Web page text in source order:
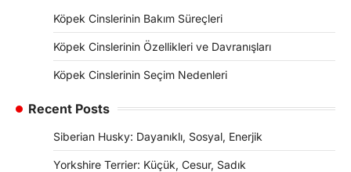
Köpek Cinslerinin Bakım Süreçleri
Köpek Cinslerinin Özellikleri ve Davranışları
Köpek Cinslerinin Seçim Nedenleri
Recent Posts
Siberian Husky: Dayanıklı, Sosyal, Enerjik
Yorkshire Terrier: Küçük, Cesur, Sadık